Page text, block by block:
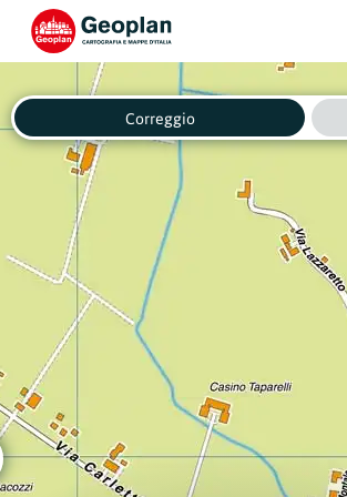
Correggio